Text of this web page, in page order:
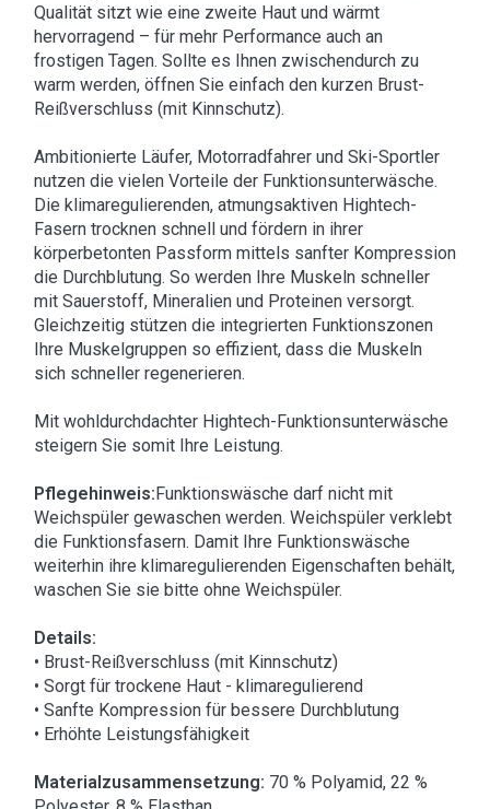
Qualität sitzt wie eine zweite Haut und wärmt
hervorragend – für mehr Performance auch an
frostigen Tagen. Sollte es Ihnen zwischendurch zu
warm werden, öffnen Sie einfach den kurzen Brust-
Reißverschluss (mit Kinnschutz).
Ambitionierte Läufer, Motorradfahrer und Ski-Sportler
nutzen die vielen Vorteile der Funktionsunterwäsche.
Die klimaregulierenden, atmungsaktiven Hightech-
Fasern trocknen schnell und fördern in ihrer
körperbetonten Passform mittels sanfter Kompression
die Durchblutung. So werden Ihre Muskeln schneller
mit Sauerstoff, Mineralien und Proteinen versorgt.
Gleichzeitig stützen die integrierten Funktionszonen
Ihre Muskelgruppen so effizient, dass die Muskeln
sich schneller regenerieren.
Mit wohldurchdachter Hightech-Funktionsunterwäsche
steigern Sie somit Ihre Leistung.
Pflegehinweis:Funktionswäsche darf nicht mit
Weichspüler gewaschen werden. Weichspüler verklebt
die Funktionsfasern. Damit Ihre Funktionswäsche
weiterhin ihre klimaregulierenden Eigenschaften behält,
waschen Sie sie bitte ohne Weichspüler.
Details:
• Brust-Reißverschluss (mit Kinnschutz)
• Sorgt für trockene Haut - klimaregulierend
• Sanfte Kompression für bessere Durchblutung
• Erhöhte Leistungsfähigkeit
Materialzusammensetzung: 70 % Polyamid, 22 %